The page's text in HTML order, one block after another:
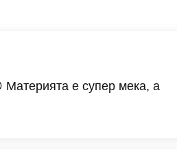
Материята е супер мека, а